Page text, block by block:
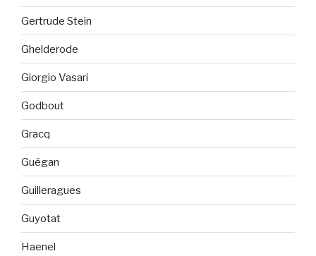
Gertrude Stein
Ghelderode
Giorgio Vasari
Godbout
Gracq
Guégan
Guilleragues
Guyotat
Haenel